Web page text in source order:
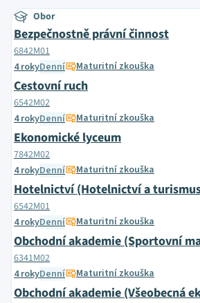
Obor
Bezpečnostně právní činnost
6842M01
4 rokyDenní Maturitní zkouška
Cestovní ruch
6542M02
4 rokyDenní Maturitní zkouška
Ekonomické lyceum
7842M02
4 rokyDenní Maturitní zkouška
Hotelnictví (Hotelnictví a
6542M01
4 rokyDenní Maturitní zkouška
Obchodní akademie (Sportovní
6341M02
4 rokyDenní Maturitní zkouška
Obchodní akademie (Všeobecná